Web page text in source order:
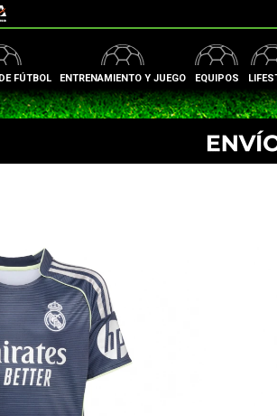
FÚTBOL ENTRENAMIENTO Y JUEGO EQUIPOS